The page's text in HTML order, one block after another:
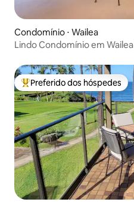
Condomínio ⋅ Wailea
Lindo Condomínio em Wailea
Entre os melhores preferidos
Preferido dos hóspedes